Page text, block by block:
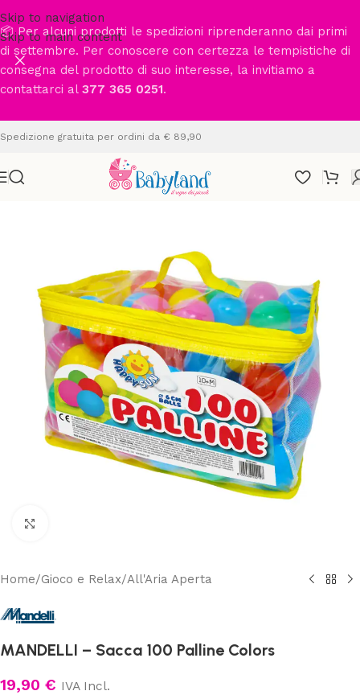
Skip to navigation
Skip to main content
📦 Per alcuni prodotti le spedizioni riprenderanno dai primi
di settembre. Per conoscere con certezza le tempistiche di
consegna del prodotto di suo interesse, la invitiamo a
contattarci al 377 365 0251.
Spedizione gratuita per ordini da € 89,90
Home/Gioco e Relax/All'Aria Aperta
MANDELLI – Sacca 100 Palline Colors
19,90 € IVA Incl.